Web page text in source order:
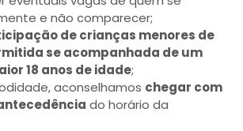
e não comparecer;
de crianças menores de
se acompanhada de um
18 anos de idade;
aconselhamos chegar com
do horário da